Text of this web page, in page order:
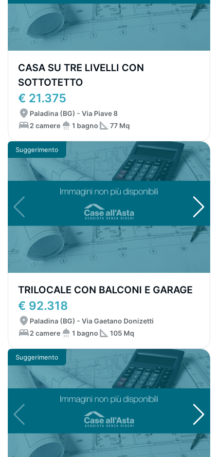
CASA SU TRE LIVELLI CON
SOTTOTETTO
€ 21.375
Paladina (BG) - Via Piave 8
2 camere
1 bagno 77 Mq
Suggerimento
TRILOCALE CON BALCONI E GARAGE
€ 92.318
Paladina (BG) - Via Gaetano Donizetti
2 camere
1 bagno 105 Mq
Suggerimento